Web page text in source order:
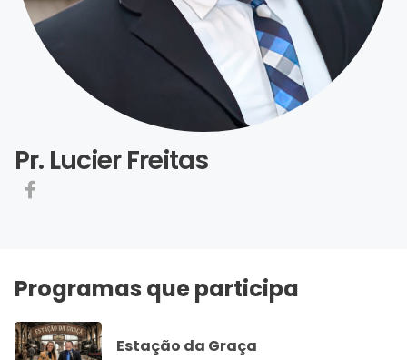
Pr. Lucier Freitas
Programas que participa
Estação da Graça